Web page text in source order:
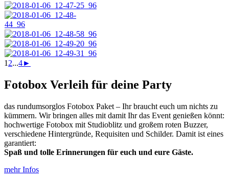
1 2...4►
Fotobox Verleih für deine Party
das rundumsorglos Fotobox Paket – Ihr braucht euch um nichts zu
kümmern. Wir bringen alles mit damit Ihr das Event genießen könnt:
hochwertige Fotobox mit Studioblitz und großem roten Buzzer,
verschiedene Hintergründe, Requisiten und Schilder. Damit ist eines
garantiert:
Spaß und tolle Erinnerungen für euch und eure Gäste.
mehr Infos